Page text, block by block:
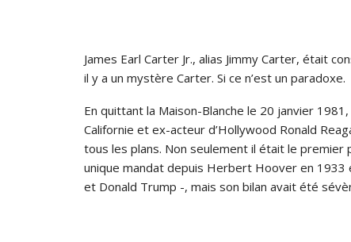
James Earl Carter Jr., alias Jimmy Carter, était
il y a un mystère Carter. Si ce n’est un paradoxe.
En quittant la Maison-Blanche le 20 janvier
Californie et ex-acteur d’Hollywood Ronald
tous les plans. Non seulement il était le
unique mandat depuis Herbert Hoover en
et Donald Trump -, mais son bilan avait été